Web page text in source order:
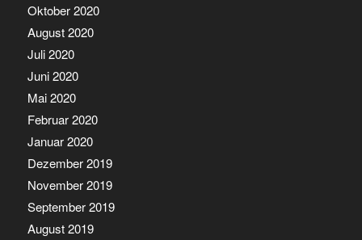
Oktober 2020
August 2020
Juli 2020
Juni 2020
Mai 2020
Februar 2020
Januar 2020
Dezember 2019
November 2019
September 2019
August 2019